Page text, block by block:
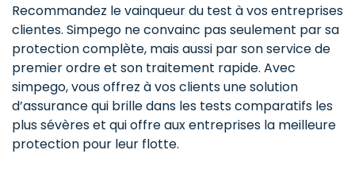
Recommandez le vainqueur du test à vos entreprises
clientes. Simpego ne convainc pas seulement par sa
protection complète, mais aussi par son service de
premier ordre et son traitement rapide. Avec
simpego, vous offrez à vos clients une solution
d’assurance qui brille dans les tests comparatifs les
plus sévères et qui offre aux entreprises la meilleure
protection pour leur flotte.